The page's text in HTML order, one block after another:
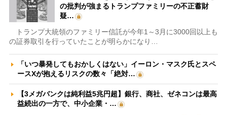
の批判が強まるトランプファミリーの不正蓄財
疑…
トランプ大統領のファミリー信託が今年1～3月に3000回以上も
の証券取引を行っていたことが明らかになり…
「いつ暴発してもおかしくはない」イーロン・マスク氏とスペ
ースXが抱えるリスクの数々「絶対…
【3メガバンクは純利益5兆円超】銀行、商社、ゼネコンは最高
益続出の一方で、中小企業・…